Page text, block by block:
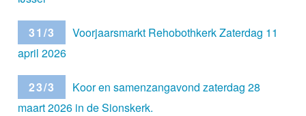
31/3
Voorjaarsmarkt Rehobothkerk Zaterdag 11
april 2026
23/3
Koor en samenzangavond zaterdag 28
maart 2026 in de Sionskerk.